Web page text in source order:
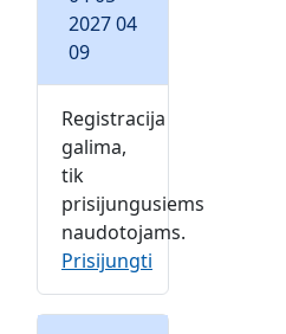
2027 04
09
Registracija
galima,
tik
prisijungusiems
naudotojams.
Prisijungti